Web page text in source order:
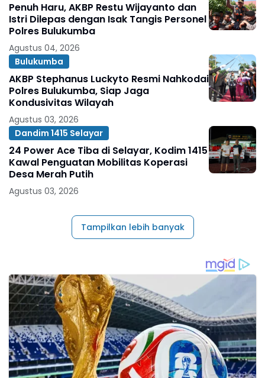
Penuh Haru, AKBP Restu Wijayanto dan
Istri Dilepas dengan Isak Tangis Personel
Polres Bulukumba
Agustus 04, 2026
Bulukumba
AKBP Stephanus Luckyto Resmi Nahkodai
Polres Bulukumba, Siap Jaga
Kondusivitas Wilayah
Agustus 03, 2026
Dandim 1415 Selayar
24 Power Ace Tiba di Selayar, Kodim 1415
Kawal Penguatan Mobilitas Koperasi
Desa Merah Putih
Agustus 03, 2026
Tampilkan lebih banyak